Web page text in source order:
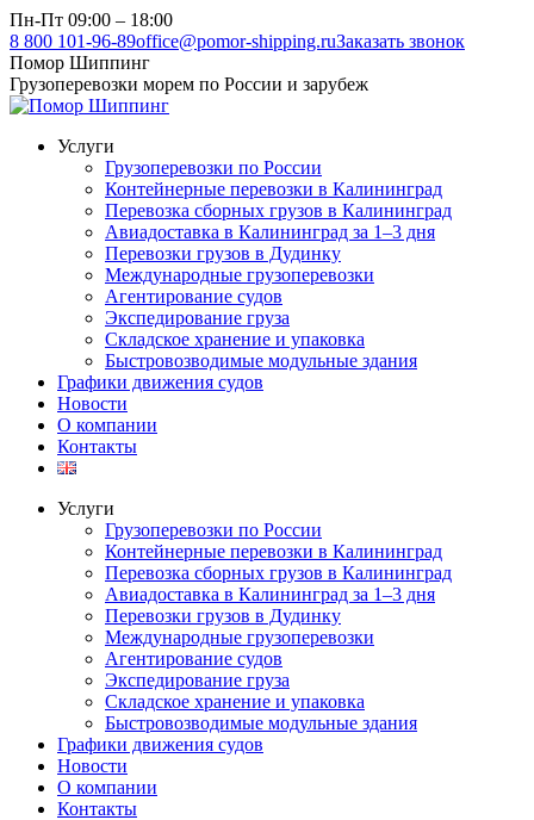
Перейти
к
содержанию
Пн-Пт 09:00 – 18:00
8 800 101-96-89office@pomor-shipping.ruЗаказать звонок
Помор Шиппинг
Грузоперевозки морем по России и зарубеж
Услуги
Грузоперевозки по России
Контейнерные перевозки в Калининград
Перевозка сборных грузов в Калининград
Авиадоставка в Калининград за 1–3 дня
Перевозки грузов в Дудинку
Международные грузоперевозки
Агентирование судов
Экспедирование груза
Складское хранение и упаковка
Быстровозводимые модульные здания
Графики движения судов
Новости
О компании
Контакты
Услуги
Грузоперевозки по России
Контейнерные перевозки в Калининград
Перевозка сборных грузов в Калининград
Авиадоставка в Калининград за 1–3 дня
Перевозки грузов в Дудинку
Международные грузоперевозки
Агентирование судов
Экспедирование груза
Складское хранение и упаковка
Быстровозводимые модульные здания
Графики движения судов
Новости
О компании
Контакты